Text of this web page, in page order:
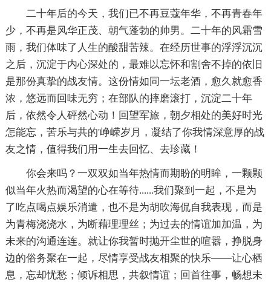
二十年后的今天，我们已不再豆蔻年华，不再青春年
少，不再是风华正茂、朝气蓬勃的帅男。二十年的风霜雪
雨，我们体味了人生的酸甜苦辣。在经历世事的浮浮沉沉
之后，沉淀于内心深处的，最难以忘怀和割舍不掉的依旧
是那份真挚的战友情。这份情如同一坛老酒，愈久就愈香
浓，悠远而回味无穷；在部队的摔磨滚打，沉淀二十年
后，依然令人砰然心动！回望军旅，朝夕相处的美好时光
怎能忘，苦乐与共的'峥嵘岁月，凝结了你我情深意厚的战
友之情，值得我们用一生去回忆、去珍藏！
你会来吗？一双双如当年热情而期盼的明眸，一颗颗
似当年火热而渴望的心在等待......我们聚到一起，不是为
了吃点喝点娱乐消遣，也不是为胡吹海侃自我表现，而是
为青梅浇浇水，为断藉理理丝；为过去的情谊加加温，为
未来的沟通连连。就让你我暂时抛开尘世的喧嚣，挣脱身
边的俗务聚在一起，尽情享受战友相聚的快乐——让心栖
息，忘却忧愁；倾诉相思，共叙情谊；回首往事，畅想未